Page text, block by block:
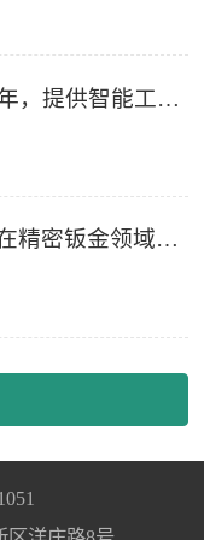
，提供智能工厂
精密钣金领域应